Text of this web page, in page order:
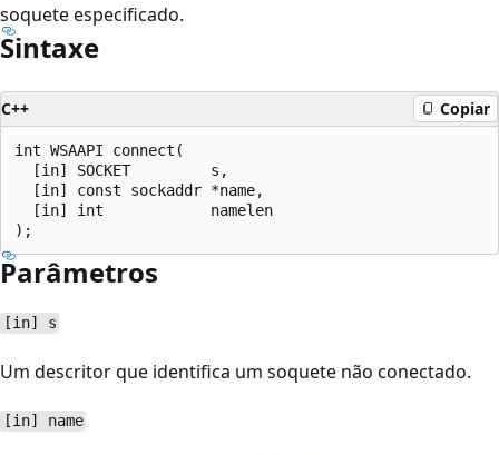
soquete especificado.
Sintaxe
C++ Copiar
int WSAAPI connect(
  [in] SOCKET         s,
  [in] const sockaddr *name,
  [in] int            namelen
Parâmetros
[in] s
Um descritor que identifica um soquete não conectado.
[in] name